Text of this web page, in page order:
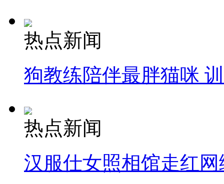
热点新闻
狗教练陪伴最胖猫咪
热点新闻
汉服仕女照相馆走红网